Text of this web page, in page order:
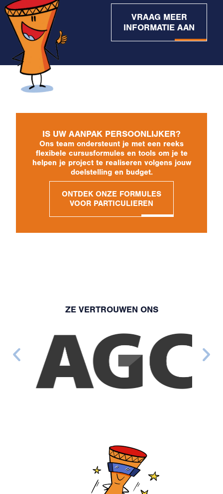
VRAAG MEER
INFORMATIE AAN
IS UW AANPAK PERSOONLIJKER?
Ons team ondersteunt je met een reeks
flexibele cursusformules en tools om je te
helpen je project te realiseren volgens jouw
doelstelling en budget.
ONTDEK ONZE FORMULES
VOOR PARTICULIEREN
ZE VERTROUWEN ONS